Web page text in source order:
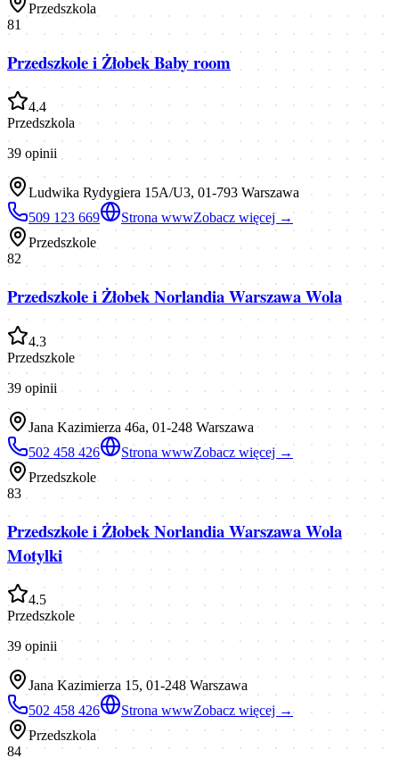
Przedszkola
81
Przedszkole i Żłobek Baby room
4.4
Przedszkola
39 opinii
Ludwika Rydygiera 15A/U3, 01-793 Warszawa
509 123 669
Strona wwwZobacz więcej →
Przedszkole
82
Przedszkole i Żłobek Norlandia Warszawa Wola
4.3
Przedszkole
39 opinii
Jana Kazimierza 46a, 01-248 Warszawa
502 458 426
Strona wwwZobacz więcej →
Przedszkole
83
Przedszkole i Żłobek Norlandia Warszawa Wola
Motylki
4.5
Przedszkole
39 opinii
Jana Kazimierza 15, 01-248 Warszawa
502 458 426
Strona wwwZobacz więcej →
Przedszkola
84